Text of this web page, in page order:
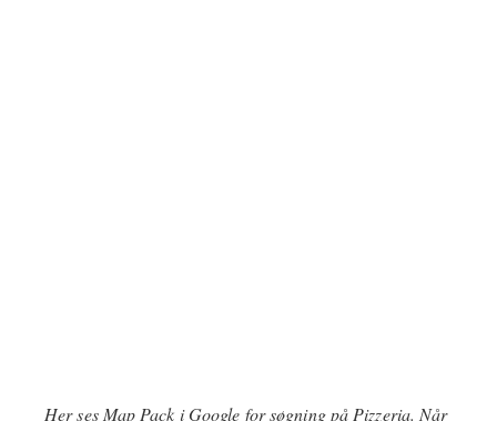
Her ses Map Pack i Google for søgning på Pizzeria. Når